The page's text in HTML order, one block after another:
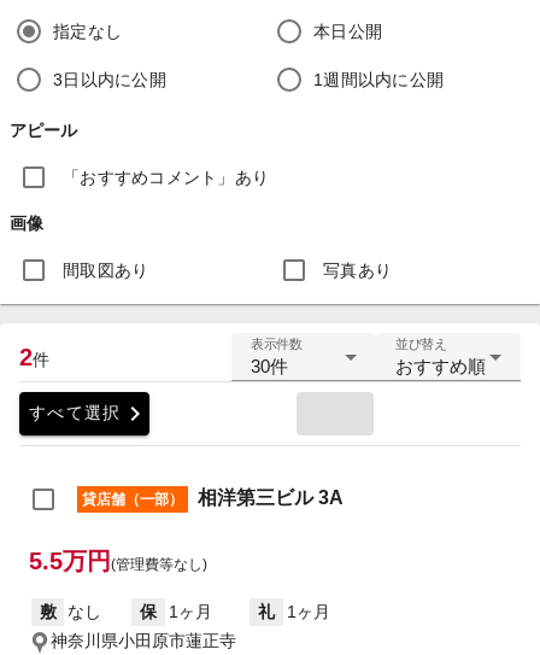
指定なし 本日公開
3日以内に公開 1週間以内に公開
アピール
「おすすめコメント」あり
画像
間取図あり 写真あり
2件
表示件数
30件
並び替え
おすすめ順
すべて選択 chevron_right
貸店舗（一部） 相洋第三ビル 3A
5.5万円 (管理費等なし)
敷 なし 保 1ヶ月 礼
1ヶ月
神奈川県小田原市蓮正寺